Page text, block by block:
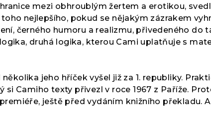
mezi obhroublým žertem a erotikou,
nejlepšího, pokud se nějakým zázrakem
černého humoru a realizmu, přivedeného do
druhá logika, kterou Cami uplatňuje s
jeho hříček vyšel již za 1. republiky.
Camiho texty přivezl v roce 1967 z Paříže.
ještě před vydáním knižního překladu.